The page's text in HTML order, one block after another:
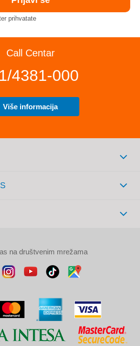
prihvatate
Call Centar
4381-000
Više informacija
na društvenim mrežama